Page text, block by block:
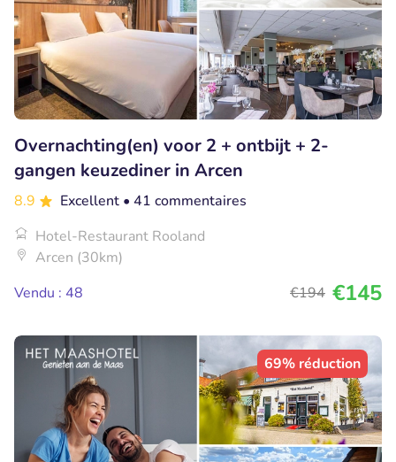
Overnachting(en) voor 2 + ontbijt + 2-
gangen keuzediner in Arcen
8.9 Excellent • 41 commentaires
Hotel-Restaurant Rooland
Arcen (30km)
Vendu : 48
€194 €145
69% réduction